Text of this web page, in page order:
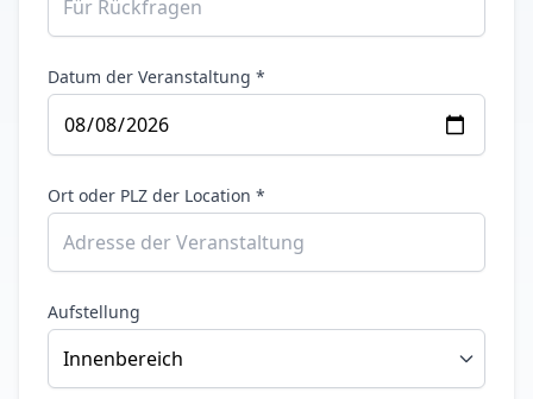
Datum der Veranstaltung *
Ort oder PLZ der Location *
Aufstellung